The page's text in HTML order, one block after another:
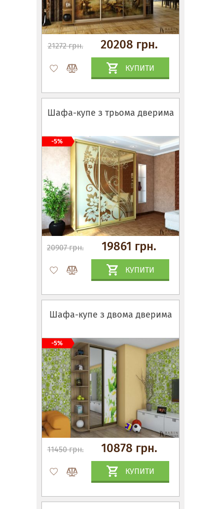
21272 грн. 20208 грн.
КУПИТИ
Шафа-купе з трьома дверима
20907 грн. 19861 грн.
КУПИТИ
-5%
Шафа-купе з двома дверима
11450 грн. 10878 грн.
КУПИТИ
-5%